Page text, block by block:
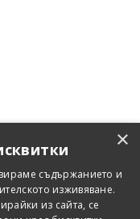
×
съдържанието и
изживяване.
из сайта, се